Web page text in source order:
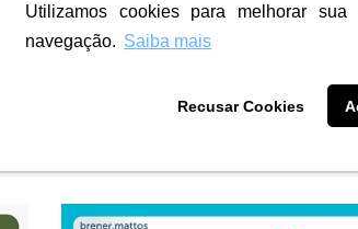
Utilizamos cookies para melhorar sua
navegação. Saiba mais
Recusar Cookies
Alimentos & Bebidas
Agua de lourdes